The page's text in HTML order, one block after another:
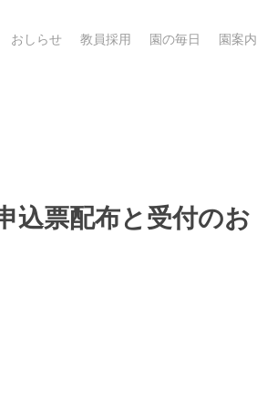
おしらせ 教員採用 園の毎日 園案内
票配布と受付のお